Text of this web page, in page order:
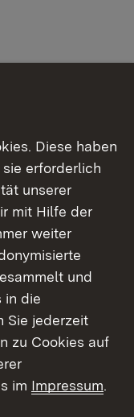
dhbw-
und
Diese haben
erforderlich
unserer
mit Hilfe der
weiter
und
in die
Sie jederzeit
zu Cookies auf
im Impressum.